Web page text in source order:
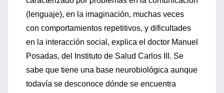
(lenguaje), en la imaginación, muchas veces
con comportamientos repetitivos, y dificultades
en la interacción social, explica el doctor Manuel
Posadas, del Instituto de Salud Carlos III. Se
sabe que tiene una base neurobiológica aunque
todavía se desconoce dónde se encuentra